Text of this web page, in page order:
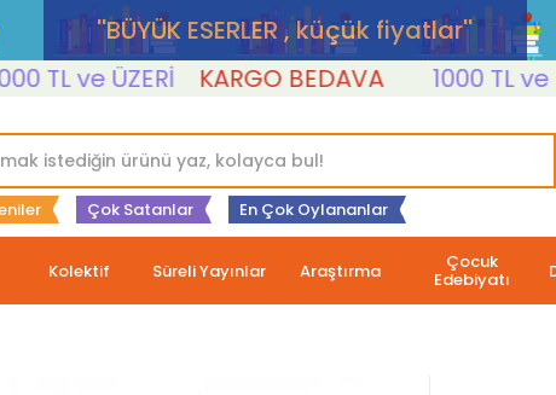
''BÜYÜK ESERLER , küçük fiyatlar''
TL ve ÜZERİ KARGO BEDAVA 1000 TL ve
Çok Satanlar En Çok Oylananlar
Kolektif Süreli Yayınlar Araştırma Çocuk
Edebiyatı